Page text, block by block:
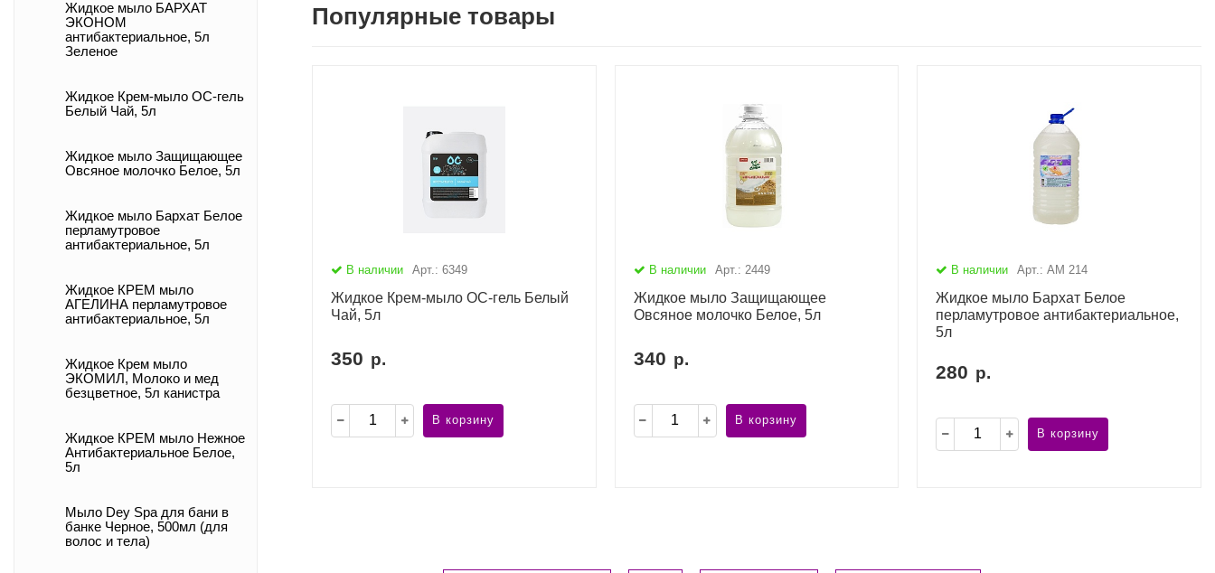
Жидкое мыло БАРХАТ
ЭКОНОМ
антибактериальное, 5л
Зеленое
Жидкое Крем-мыло ОС-гель
Белый Чай, 5л
Жидкое мыло Защищающее
Овсяное молочко Белое, 5л
Жидкое мыло Бархат Белое
перламутровое
антибактериальное, 5л
Жидкое КРЕМ мыло
АГЕЛИНА перламутровое
антибактериальное, 5л
Жидкое Крем мыло
ЭКОМИЛ, Молоко и мед
безцветное, 5л канистра
Жидкое КРЕМ мыло Нежное
Антибактериальное Белое,
5л
Мыло Dey Spa для бани в
банке Черное, 500мл (для
волос и тела)
Популярные товары
В наличии Арт.: 6349
Жидкое Крем-мыло ОС-гель Белый
Чай, 5л
350 р.
В корзину
В наличии Арт.: 2449
Жидкое мыло Защищающее
Овсяное молочко Белое, 5л
340 р.
В корзину
В наличии Арт.: АМ 214
Жидкое мыло Бархат Белое
перламутровое антибактериальное,
5л
280 р.
В корзину